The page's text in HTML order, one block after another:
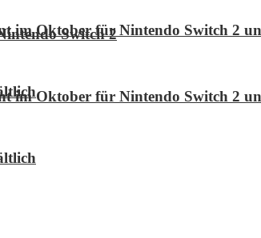
im Oktober für Nintendo Switch 2
Switch 2
im Oktober für Nintendo Switch 2